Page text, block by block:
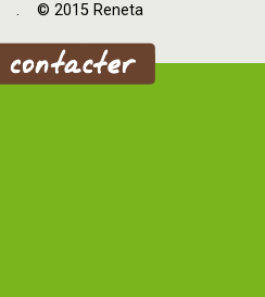
. © 2015 Reneta